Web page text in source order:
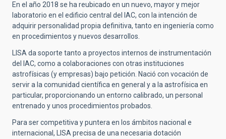
En el año 2018 se ha reubicado en un nuevo, mayor y mejor
laboratorio en el edificio central del IAC, con la intención de
adquirir personalidad propia definitiva, tanto en ingeniería como
en procedimientos y nuevos desarrollos.
LISA da soporte tanto a proyectos internos de instrumentación
del IAC, como a colaboraciones con otras instituciones
astrofísicas (y empresas) bajo petición. Nació con vocación de
servir a la comunidad científica en general y a la astrofísica en
particular, proporcionando un entorno calibrado, un personal
entrenado y unos procedimientos probados.
Para ser competitiva y puntera en los ámbitos nacional e
internacional, LISA precisa de una necesaria dotación